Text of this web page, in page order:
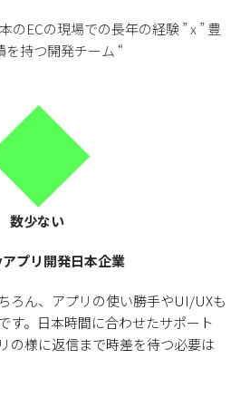
のECの現場での長年の経験 ” x ” 豊
を持つ開発チーム “
数少ない
プリ開発日本企業
ろん、アプリの使い勝手やUI/UXも
す。日本時間に合わせたサポート
の様に返信まで時差を待つ必要は